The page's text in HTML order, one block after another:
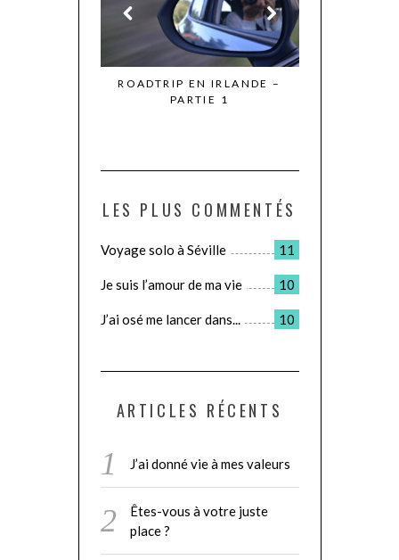
ROADTRIP EN IRLANDE –
PARTIE 1
LES PLUS COMMENTÉS
11
Voyage solo à Séville
10
Je suis l’amour de ma vie
10
J’ai osé me lancer dans...
ARTICLES RÉCENTS
J’ai donné vie à mes valeurs
Êtes-vous à votre juste
place ?